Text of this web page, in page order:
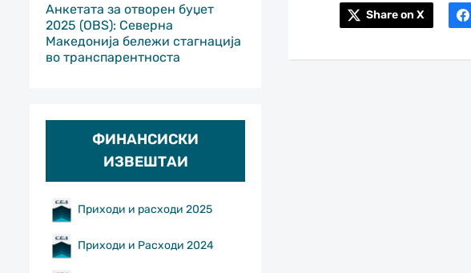
Анкетата за отворен буџет
2025 (OBS): Северна
Македонија бележи стагнација
во транспарентноста
ФИНАНСИСКИ
ИЗВЕШТАИ
Приходи и расходи 2025
Приходи и Расходи 2024
Share on X